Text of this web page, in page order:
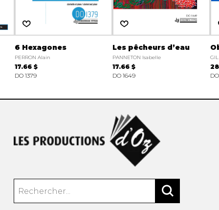
6 Hexagones
PERRON Alain
17.66 $
DO 1379
Les pêcheurs d’eau
PANNETON Isabelle
17.66 $
DO 1649